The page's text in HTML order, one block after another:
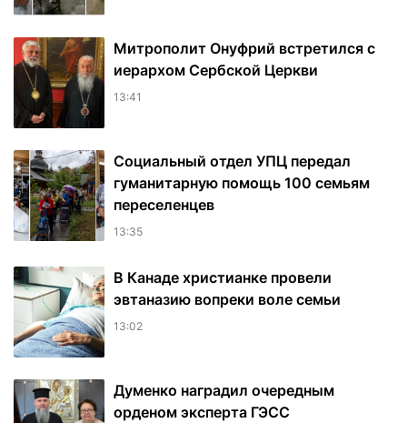
Митрополит Онуфрий встретился с
иерархом Сербской Церкви
13:41
Социальный отдел УПЦ передал
гуманитарную помощь 100 семьям
переселенцев
13:35
В Канаде христианке провели
эвтаназию вопреки воле семьи
13:02
Думенко наградил очередным
орденом эксперта ГЭСС